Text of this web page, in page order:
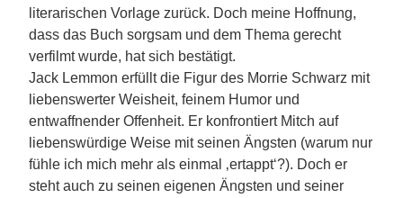
literarischen Vorlage zurück. Doch meine Hoffnung,
dass das Buch sorgsam und dem Thema gerecht
verfilmt wurde, hat sich bestätigt.
Jack Lemmon erfüllt die Figur des Morrie Schwarz mit
liebenswerter Weisheit, feinem Humor und
entwaffnender Offenheit. Er konfrontiert Mitch auf
liebenswürdige Weise mit seinen Ängsten (warum nur
fühle ich mich mehr als einmal ‚ertappt‘?). Doch er
steht auch zu seinen eigenen Ängsten und seiner